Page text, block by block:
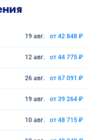
19 авг. от 42 848 ₽
12 авг. от 44 775 ₽
26 авг. от 67 091 ₽
19 авг. от 39 264 ₽
10 авг. от 48 715 ₽